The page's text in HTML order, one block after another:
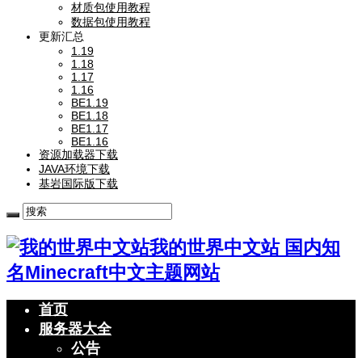
材质包使用教程
数据包使用教程
更新汇总
1.19
1.18
1.17
1.16
BE1.19
BE1.18
BE1.17
BE1.16
资源加载器下载
JAVA环境下载
基岩国际版下载
我的世界中文站 国内知
名Minecraft中文主题网站
首页
服务器大全
公告